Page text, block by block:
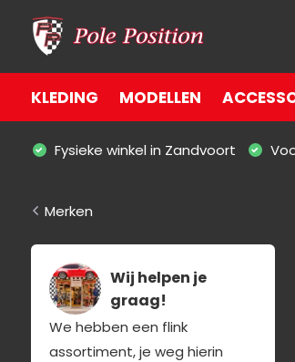
KLEDING MODELLEN
Fysieke winkel in Zandvoort
Merken
Wij helpen je
graag!
We hebben een flink
assortiment, je weg hierin